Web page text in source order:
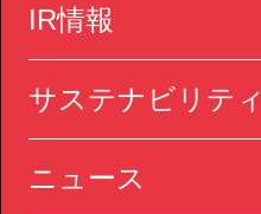
IR情報
サステナビリティ
ニュース